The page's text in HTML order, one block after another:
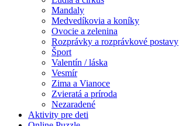
Ľudia a cirkus
Medvedíkovia a koníky
Ovocie a zelenina
Rozprávky a rozprávkové postavy
Mandaly
Medvedíkovia a koníky
Ovocie a zelenina
Rozprávky a rozprávkové postavy
Šport
Valentín / láska
Vesmír
Zima a Vianoce
Zvieratá a príroda
Nezaradené
Aktivity pre deti